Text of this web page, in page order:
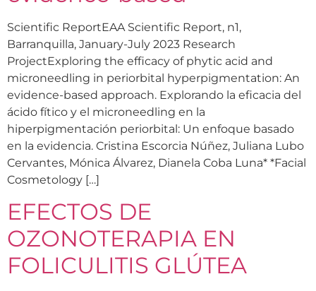
Scientific ReportEAA Scientific Report, n1,
Barranquilla, January-July 2023 Research
ProjectExploring the efficacy of phytic acid and
microneedling in periorbital hyperpigmentation: An
evidence-based approach. Explorando la eficacia del
ácido fítico y el microneedling en la
hiperpigmentación periorbital: Un enfoque basado
en la evidencia. Cristina Escorcia Núñez, Juliana Lubo
Cervantes, Mónica Álvarez, Dianela Coba Luna* *Facial
Cosmetology […]
EFECTOS DE
OZONOTERAPIA EN
FOLICULITIS GLÚTEA